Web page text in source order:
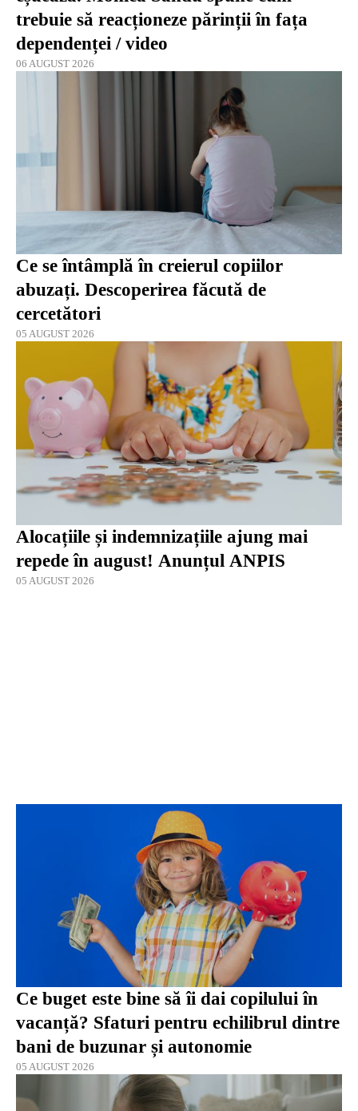
trebuie să reacționeze părinții în fața
dependenței / video
06 AUGUST 2026
Ce se întâmplă în creierul copiilor
abuzați. Descoperirea făcută de
cercetători
05 AUGUST 2026
Alocațiile și indemnizațiile ajung mai
repede în august! Anunțul ANPIS
05 AUGUST 2026
Ce buget este bine să îi dai copilului în
vacanță? Sfaturi pentru echilibrul dintre
bani de buzunar și autonomie
05 AUGUST 2026